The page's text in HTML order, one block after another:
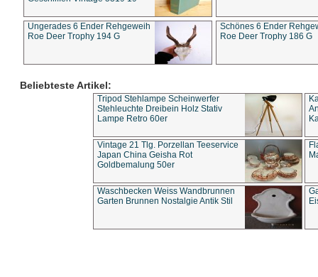
Ungerades 6 Ender Rehgeweih
Roe Deer Trophy 194 G
Schönes 6 Ender
Roe Deer Trophy 186 G
Beliebteste Artikel:
Tripod Stehlampe Scheinwerfer
Stehleuchte Dreibein Holz Stativ
Lampe Retro 60er
Vintage 21 Tlg. Porzellan Teeservice
Japan China Geisha Rot
Goldbemalung 50er
Waschbecken Weiss Wandbrunnen
Garten Brunnen Nostalgie Antik Stil